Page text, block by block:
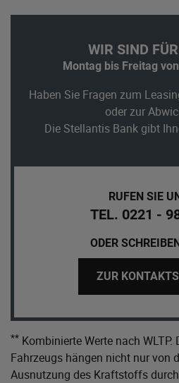
WIR SIND
Montag bis Freitag
Haben Sie Fragen zum
oder zur
Die Stellantis Bank gibt
RUFEN SIE
TEL. 0221 -
ODER
ZUR
** Kombinierte Werte nach WLTP.
Fahrzeugs hängen nicht nur von
Ausnutzung des Kraftstoffs